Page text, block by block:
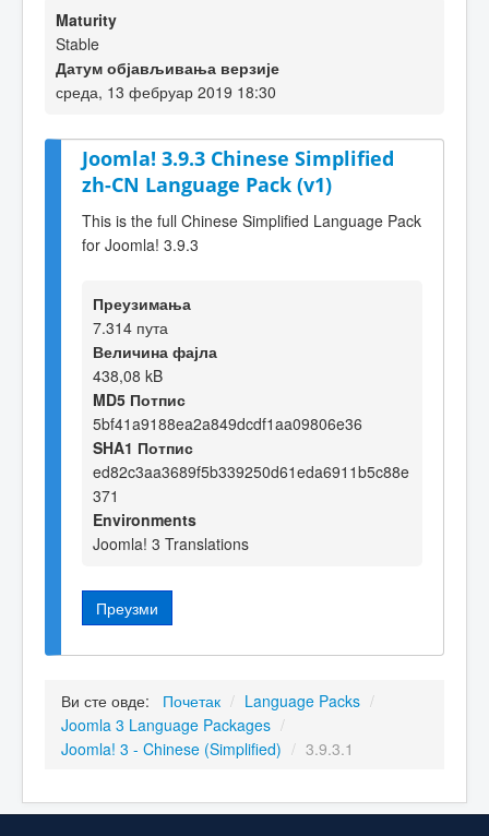
Maturity
Stable
Датум објављивања верзије
среда, 13 фебруар 2019 18:30
Joomla! 3.9.3 Chinese Simplified
zh-CN Language Pack (v1)
This is the full Chinese Simplified Language Pack
for Joomla! 3.9.3
Преузимања
7.314 пута
Величина фајла
438,08 kB
MD5 Потпис
5bf41a9188ea2a849dcdf1aa09806e36
SHA1 Потпис
ed82c3aa3689f5b339250d61eda6911b5c88e
371
Environments
Joomla! 3 Translations
Преузми
Ви сте овде: Почетак / Language Packs /
Joomla 3 Language Packages /
Joomla! 3 - Chinese (Simplified) / 3.9.3.1